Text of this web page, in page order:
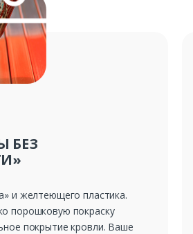
БЕЗ
и желтеющего пластика.
порошковую покраску
покрытие кровли. Ваше